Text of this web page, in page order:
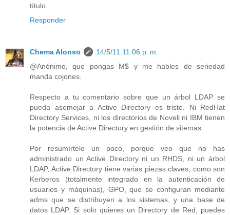
título.
Responder
Chema Alonso
14/5/11 11:06 p. m.
@Anónimo, que pongas M$ y me hables de seriedad
manda cojones.
Respecto a tu comentario sobre que un árbol LDAP se
pueda asemejar a Active Directory es triste. Ni RedHat
Directory Services, ni los directorios de Novell ni IBM tienen
la potencia de Active Directory en gestión de sitemas.
Por resumírtelo un poco, porque veo que no has
administrado un Active Directory ni un RHDS, ni un árbol
LDAP, Active Directory tiene varias piezas claves, como son
Kerberos (totalmente integrado en la autenticación de
usuarios y máquinas), GPO, que se configuran mediante
adms que se distribuyen a los sistemas, y una base de
datos LDAP. Si solo quieres un Directory de Red, puedes